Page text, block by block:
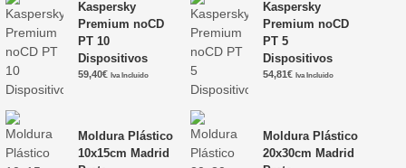
Kaspersky
Premium noCD
PT 10
Dispositivos
59,40€ Iva Incluido
Kaspersky
Premium noCD
PT 5
Dispositivos
54,81 € Iva Incluido
Moldura Plástico
10x15cm Madrid
Moldura Plástico
20x30cm Madrid